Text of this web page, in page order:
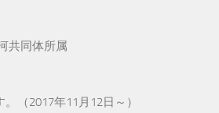
共同体所属
（2017年11月12日～）